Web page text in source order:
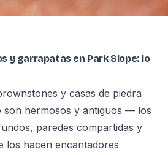
y garrapatas en Park Slope: lo
y casas de piedra
son hermosos y antiguos — los
paredes compartidas y
los hacen encantadores